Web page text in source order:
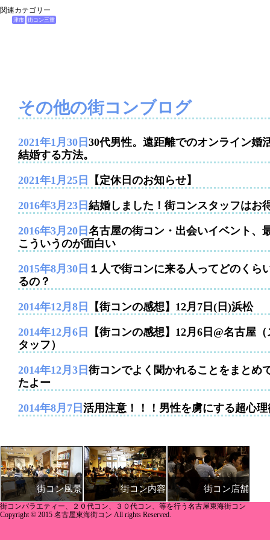
関連カテゴリー
津市 街コン三重
その他の街コンブログ
2021年1月30日 30代男性。遠距離でのオンライン婚
結婚する方法。
2021年1月25日 【定休日のお知らせ】
2016年3月23日 結婚しました！街コンスタッフはお
2016年3月20日 名古屋の街コン・出会いイベント、
こういうのが面白い
2015年8月30日 １人で街コンに来る人ってどのくら
るの？
2014年12月8日 【街コンの感想】12月7日(日)浜松
2014年12月6日
【街コンの感想】12月6日@名古屋（
タッフ）
2014年12月3日 街コンでよく聞かれることをまとめ
たよー
2014年8月7日 活用注意！！！男性を虜にする超心理
街コン風景 街コン内容 街コン店舗
街コンバラエティー、２０代コン、３０代コン、等を行う名古屋東海街コン
Copyright © 2015 名古屋東海街コン All rights Reserved.